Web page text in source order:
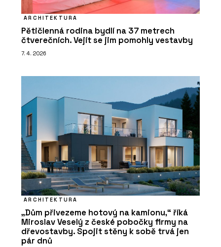
ARCHITEKTURA
Pětičlenná rodina bydlí na 37 metrech
čtverečních. Vejít se jim pomohly vestavby
7. 4. 2026
ARCHITEKTURA
„Dům přivezeme hotový na kamionu,“ říká
Miroslav Veselý z české pobočky firmy na
dřevostavby. Spojit stěny k sobě trvá jen
pár dnů